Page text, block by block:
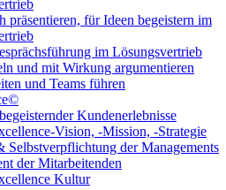
präsentieren, für Ideen begeistern im
im Lösungsvertrieb
und mit Wirkung argumentieren
und Teams führen
Kundenerlebnisse
Vision, -Mission, -Strategie
Selbstverpflichtung der Managements
der Mitarbeitenden
Kultur